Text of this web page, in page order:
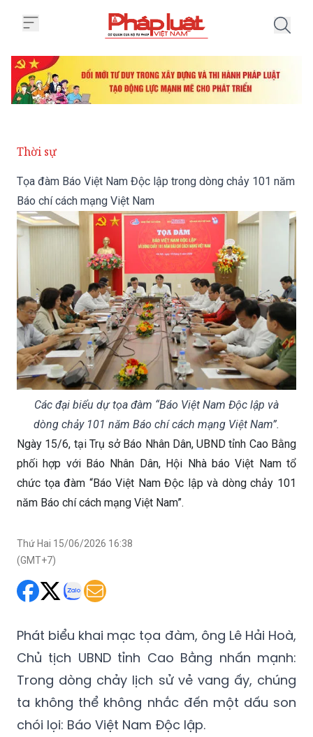
Thời sự
Tọa đàm Báo Việt Nam Độc lập trong dòng chảy 101 năm
Báo chí cách mạng Việt Nam
Các đại biểu dự tọa đàm “Báo Việt Nam Độc lập và
dòng chảy 101 năm Báo chí cách mạng Việt Nam”.
Ngày 15/6, tại Trụ sở Báo Nhân Dân, UBND tỉnh Cao Bằng
phối hợp với Báo Nhân Dân, Hội Nhà báo Việt Nam tổ
chức tọa đàm “Báo Việt Nam Độc lập và dòng chảy 101
năm Báo chí cách mạng Việt Nam”.
Thứ Hai 15/06/2026 16:38
(GMT+7)
Phát biểu khai mạc tọa đàm, ông Lê Hải Hoà,
Chủ tịch UBND tỉnh Cao Bằng nhấn mạnh:
Trong dòng chảy lịch sử vẻ vang ấy, chúng
ta không thể không nhắc đến một dấu son
chói lọi: Báo Việt Nam Độc lập.